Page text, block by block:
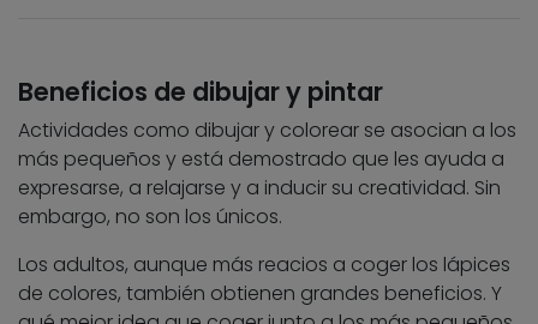
Beneficios de dibujar y pintar
Actividades como dibujar y colorear se asocian a los
más pequeños y está demostrado que les ayuda a
expresarse, a relajarse y a inducir su creatividad. Sin
embargo, no son los únicos.
Los adultos, aunque más reacios a coger los lápices
de colores, también obtienen grandes beneficios. Y